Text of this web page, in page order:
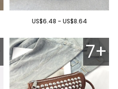
US$6.48 - US$8.64
7+